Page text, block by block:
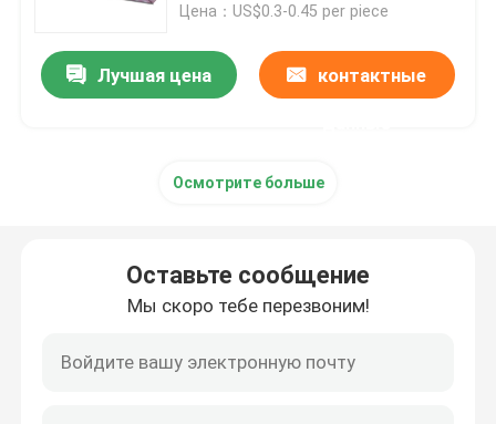
Цена：US$0.3-0.45 per piece
Лучшая цена контактные
Осмотрите больше
Оставьте сообщение
Мы скоро тебе перезвоним!